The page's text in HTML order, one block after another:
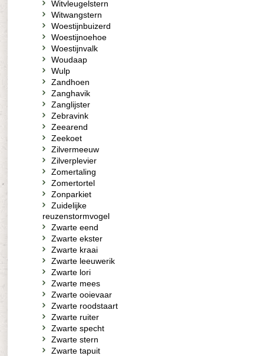
Witvleugelstern
Witwangstern
Woestijnbuizerd
Woestijnoehoe
Woestijnvalk
Woudaap
Wulp
Zandhoen
Zanghavik
Zanglijster
Zebravink
Zeearend
Zeekoet
Zilvermeeuw
Zilverplevier
Zomertaling
Zomertortel
Zonparkiet
Zuidelijke
reuzenstormvogel
Zwarte eend
Zwarte ekster
Zwarte kraai
Zwarte leeuwerik
Zwarte lori
Zwarte mees
Zwarte ooievaar
Zwarte roodstaart
Zwarte ruiter
Zwarte specht
Zwarte stern
Zwarte tapuit